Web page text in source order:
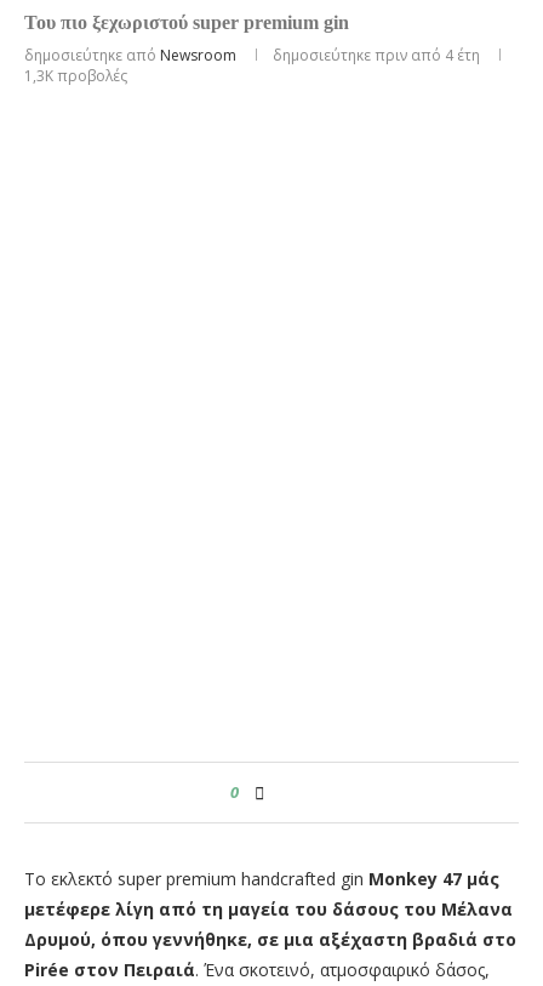
Του πιο ξεχωριστού super premium gin
δημοσιεύτηκε από Newsroom
δημοσιεύτηκε πριν από 4 έτη
1,3Kπροβολές
0
Το εκλεκτό super premium handcrafted gin Monkey 47 μάς
μετέφερε λίγη από τη μαγεία του δάσους του Μέλανα
Δρυμού, όπου γεννήθηκε, σε μια αξέχαστη βραδιά στο
Pirée στον Πειραιά. Ένα σκοτεινό, ατμοσφαιρικό δάσος,